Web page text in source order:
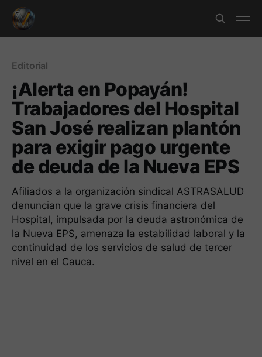
Editorial
¡Alerta en Popayán!
Trabajadores del Hospital
San José realizan plantón
para exigir pago urgente
de deuda de la Nueva EPS
Afiliados a la organización sindical ASTRASALUD
denuncian que la grave crisis financiera del
Hospital, impulsada por la deuda astronómica de
la Nueva EPS, amenaza la estabilidad laboral y la
continuidad de los servicios de salud de tercer
nivel en el Cauca.